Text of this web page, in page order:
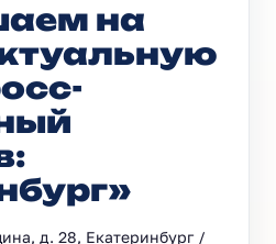
на
д. 28, Екатеринбург /